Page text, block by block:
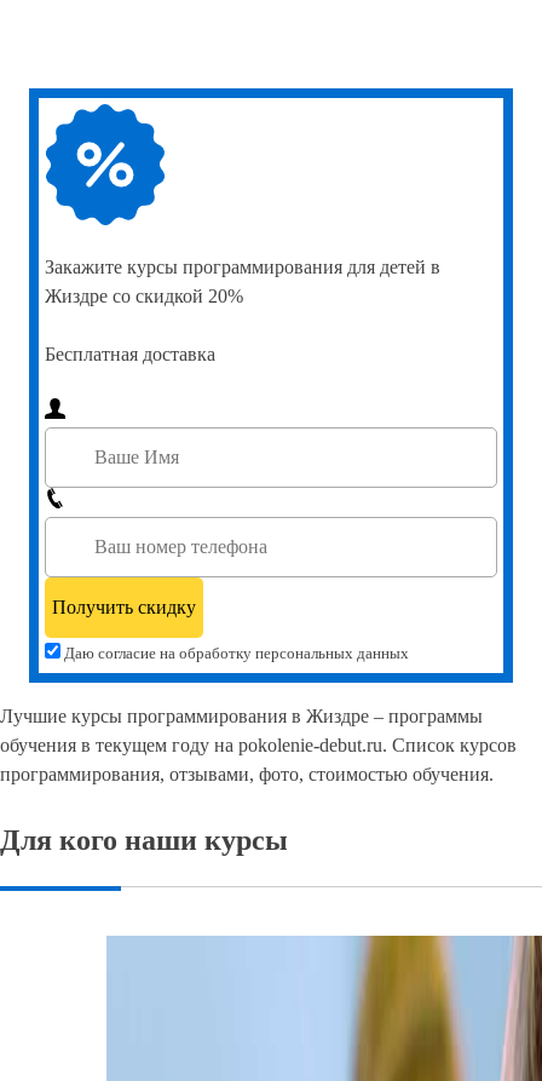
Закажите курсы программирования для детей в
Жиздре со скидкой 20%
Бесплатная доставка
Даю согласие на обработку персональных данных
Лучшие курсы программирования в Жиздре – программы
обучения в текущем году на pokolenie-debut.ru. Список курсов
программирования, отзывами, фото, стоимостью обучения.
Для кого наши курсы